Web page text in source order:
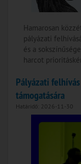
Hamarosan
pályázati
és a
harcot
Pályázati
támogatására
Határidő: 2026-11-30